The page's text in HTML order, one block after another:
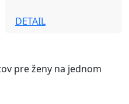
DETAIL
pre ženy na jednom